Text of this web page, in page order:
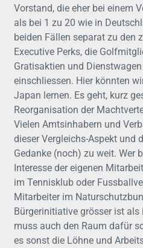
Vorstand, die eher bei einem
als bei 1 zu 20 wie in
beiden Fällen separat zu den
Executive Perks, die
Gratisaktien und
einschliessen. Hier könnten
Japan lernen. Es geht, kurz
Reorganisation der
Vielen Amtsinhabern und
dieser Vergleichs-Aspekt und
Gedanke (noch) zu weit. Wer
Interesse der eigenen
im Tennisklub oder
Mitarbeiter im
Bürgerinitiative grösser ist als
muss auch den Raum dafür
es sonst die Löhne und